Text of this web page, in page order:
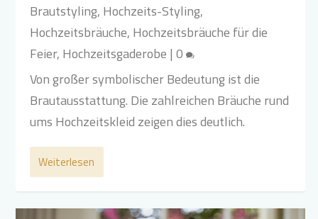
Brautstyling, Hochzeits-Styling,
Hochzeitsbräuche, Hochzeitsbräuche für die
Feier, Hochzeitsgaderobe |0
Von großer symbolischer Bedeutung ist die
Brautausstattung. Die zahlreichen Bräuche rund
ums Hochzeitskleid zeigen dies deutlich.
Weiterlesen